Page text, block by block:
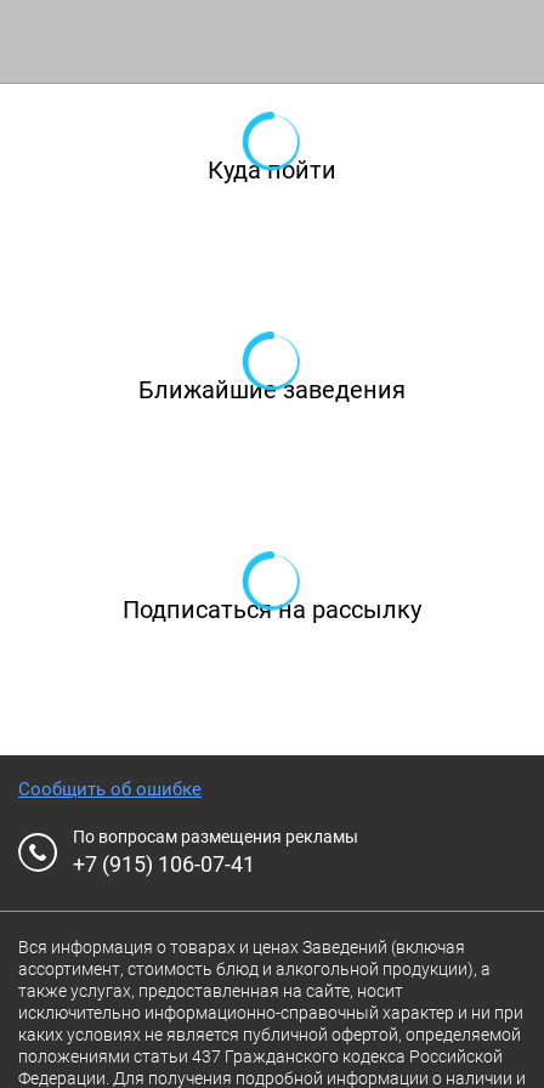
Под стать гастрономической концепции —
интерьеры. Они выдержаны в строгом, даже
банкетный зал на 45 персон, винотека, бар.
Для проведения банкетов есть вся
кульминацией вечера обязательно станет
роскошный торт от шеф-кондитера. Вы также
можете заказать в ресторане «Пилпили» на
Расположился ресторан «Пилпили» в галерее
нового торгового центра «Невский причал»,
зайти сюда вы можете как из самого ТЦ, так
и с улицы, по лестнице с красной дорожкой.
предоставляется скидка 20%, а в выходные
дни всех детей угощают бесплатно.
Приходите в ресторан «Пилпили» — за
гастрономическим удовольствием, душевным
Куда пойти
Ближайшие заведения
Подписаться на рассылку
Сообщить об ошибке
По вопросам размещения рекламы
+7 (915) 106-07-41
Вся информация о товарах и ценах Заведений (включая
ассортимент, стоимость блюд и алкогольной продукции), а
также услугах, предоставленная на сайте, носит
исключительно информационно-справочный характер и ни при
каких условиях не является публичной офертой, определяемой
положениями статьи 437 Гражданского кодекса Российской
Федерации. Для получения подробной информации о наличии и